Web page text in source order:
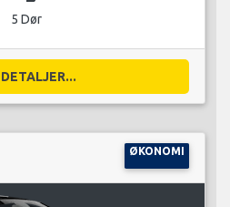
5 Dør
ØKONOMI